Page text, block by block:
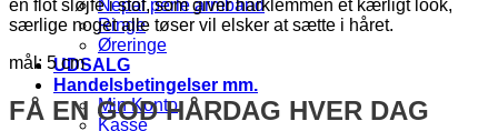
Nepal perle armbånd
Ringe
Øreringe
UDSALG
Handelsbetingelser mm.
Min Konto
Kasse
en flot sløjfe i stof, som giver hårklemmen et kærligt look,
særlige noget alle tøser vil elsker at sætte i håret.
mål: 5 cm
FÅ EN GOD HÅRDAG HVER DAG